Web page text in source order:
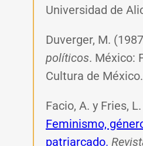
Universidad de
Duverger, M.
políticos. México:
Cultura de México.
Facio, A. y Fries,
Feminismo,
patriarcado.